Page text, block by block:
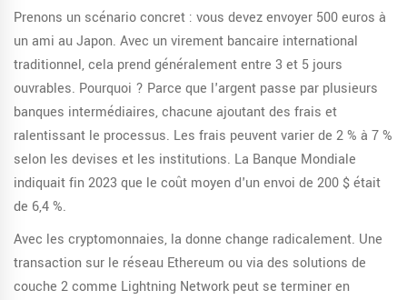
Prenons un scénario concret : vous devez envoyer 500 euros à
un ami au Japon. Avec un virement bancaire international
traditionnel, cela prend généralement entre 3 et 5 jours
ouvrables. Pourquoi ? Parce que l'argent passe par plusieurs
banques intermédiaires, chacune ajoutant des frais et
ralentissant le processus. Les frais peuvent varier de 2 % à 7 %
selon les devises et les institutions. La Banque Mondiale
indiquait fin 2023 que le coût moyen d'un envoi de 200 $ était
de 6,4 %.
Avec les cryptomonnaies, la donne change radicalement. Une
transaction sur le réseau Ethereum ou via des solutions de
couche 2 comme Lightning Network peut se terminer en